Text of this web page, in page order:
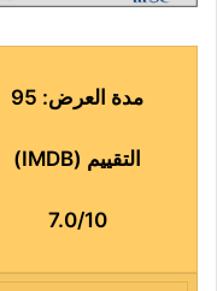
مدة العرض: 95
التقييم (IMDB)
7.0/10